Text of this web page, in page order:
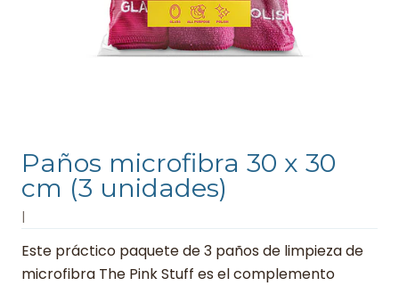
Paños microfibra 30 x 30
cm (3 unidades)
|
Este práctico paquete de 3 paños de limpieza de
microfibra The Pink Stuff es el complemento